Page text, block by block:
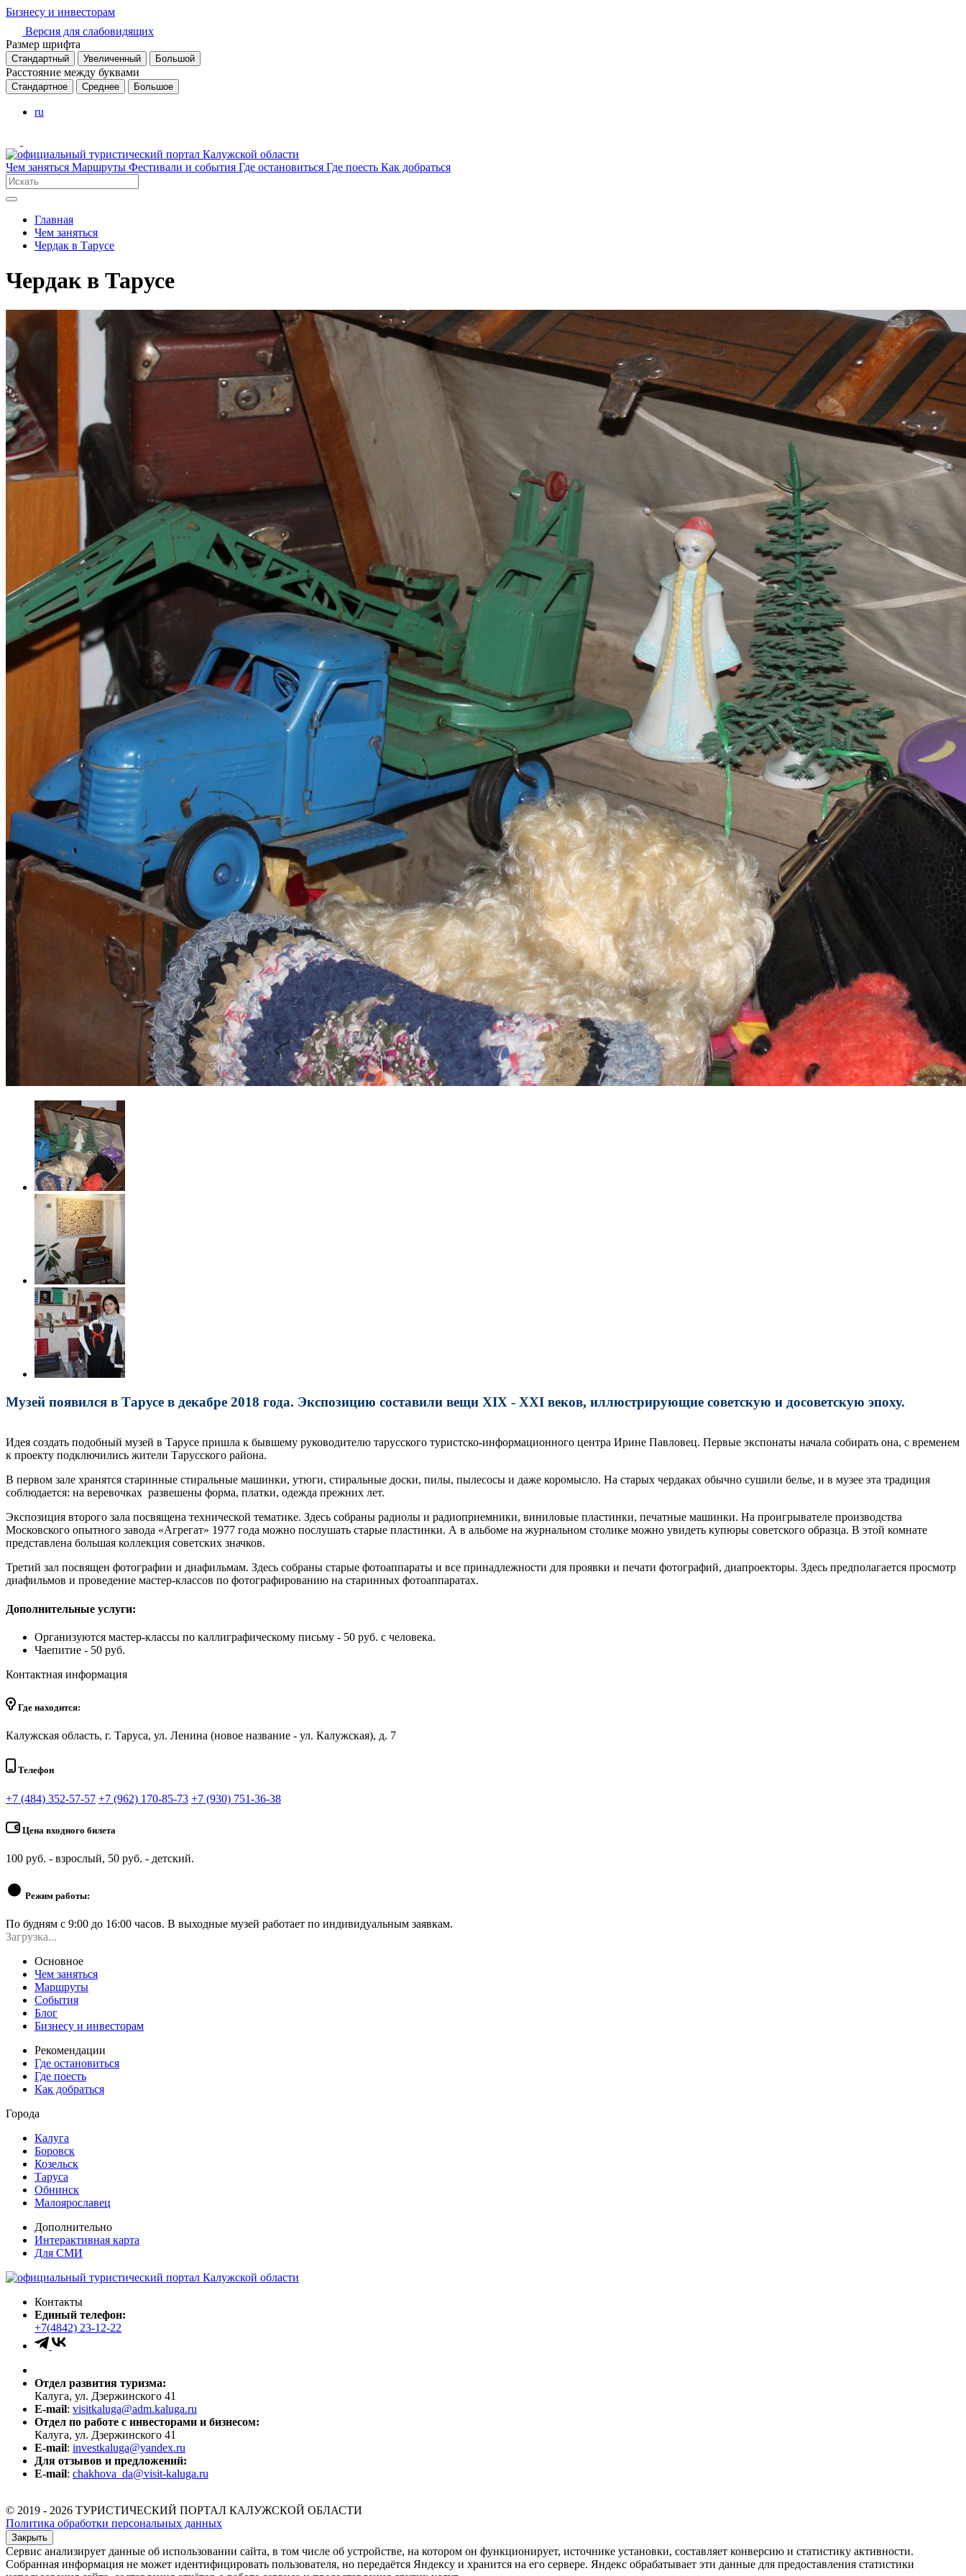
Бизнесу и инвесторам
Версия для слабовидящих
Размер шрифта
Стандартный Увеличенный Большой
Расстояние между буквами
Стандартное Среднее Большое
ru
Чем заняться Маршруты Фестивали и события Где остановиться Где поесть Как добраться
Главная
Чем заняться
Чердак в Тарусе
Чердак в Тарусе
Музей появился в Тарусе в декабре 2018 года. Экспозицию составили вещи XIX - XXI веков, иллюстрирующие советскую и досоветскую эпоху.
Идея создать подобный музей в Тарусе пришла к бывшему руководителю тарусского туристско-информационного центра Ирине Павловец. Первые экспонаты начала собирать она, с временем
к проекту подключились жители Тарусского района.
В первом зале хранятся старинные стиральные машинки, утюги, стиральные доски, пилы, пылесосы и даже коромысло. На старых чердаках обычно сушили белье, и в музее эта традиция
соблюдается: на веревочках развешены форма, платки, одежда прежних лет.
Экспозиция второго зала посвящена технической тематике. Здесь собраны радиолы и радиоприемники, виниловые пластинки, печатные машинки. На проигрывателе производства
Московского опытного завода «Агрегат» 1977 года можно послушать старые пластинки. А в альбоме на журнальном столике можно увидеть купюры советского образца. В этой комнате
представлена большая коллекция советских значков.
Третий зал посвящен фотографии и диафильмам. Здесь собраны старые фотоаппараты и все принадлежности для проявки и печати фотографий, диапроекторы. Здесь предполагается просмотр
диафильмов и проведение мастер-классов по фотографированию на старинных фотоаппаратах.
Дополнительные услуги:
Организуются мастер-классы по каллиграфическому письму - 50 руб. с человека.
Чаепитие - 50 руб.
Контактная информация
Где находится:
Калужская область, г. Таруса, ул. Ленина (новое название - ул. Калужская), д. 7
Телефон
+7 (484) 352-57-57 +7 (962) 170-85-73 +7 (930) 751-36-38
Цена входного билета
100 руб. - взрослый, 50 руб. - детский.
Режим работы:
По будням с 9:00 до 16:00 часов. В выходные музей работает по индивидуальным заявкам.
Загрузка...
Основное
Чем заняться
Маршруты
События
Блог
Бизнесу и инвесторам
Рекомендации
Где остановиться
Где поесть
Как добраться
Города
Калуга
Боровск
Козельск
Таруса
Обнинск
Малоярославец
Дополнительно
Интерактивная карта
Для СМИ
Контакты
Единый телефон:
+7(4842) 23-12-22
Отдел развития туризма:
Калуга, ул. Дзержинского 41
E-mail: visitkaluga@adm.kaluga.ru
Отдел по работе с инвесторами и бизнесом:
Калуга, ул. Дзержинского 41
E-mail: investkaluga@yandex.ru
Для отзывов и предложений:
E-mail: chakhova_da@visit-kaluga.ru
© 2019 - 2026 ТУРИСТИЧЕСКИЙ ПОРТАЛ КАЛУЖСКОЙ ОБЛАСТИ
Политика обработки персональных данных
Закрыть
Сервис анализирует данные об использовании сайта, в том числе об устройстве, на котором он функционирует, источнике установки, составляет конверсию и статистику активности.
Собранная информация не может идентифицировать пользователя, но передаётся Яндексу и хранится на его сервере. Яндекс обрабатывает эти данные для предоставления статистики